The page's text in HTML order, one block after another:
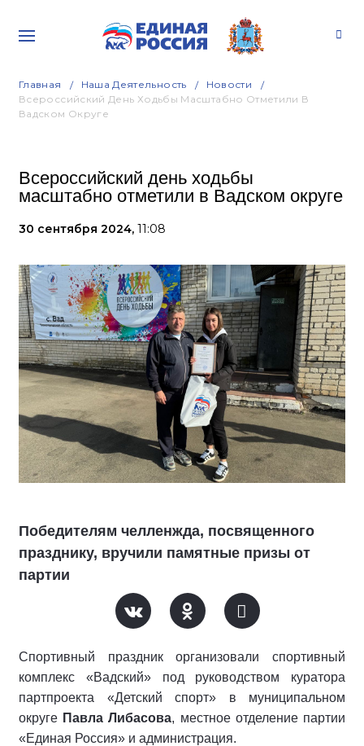
Главная Наша Деятельность
Новости
Всероссийский День Ходьбы Масштабно Отметили В
Вадском Округе
Всероссийский день ходьбы
масштабно отметили в Вадском округе
30 сентября 2024, 11:08
Победителям челленжда, посвященного
празднику, вручили памятные призы от
партии
Спортивный праздник организовали спортивный
комплекс «Вадский» под руководством куратора
партпроекта «Детский спорт» в муниципальном
округе Павла Либасова, местное отделение партии
«Единая Россия» и администрация.